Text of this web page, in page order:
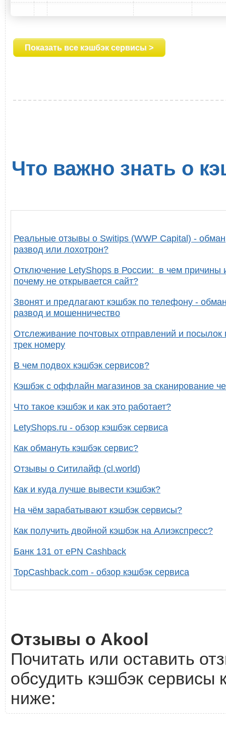
Показать все кэшбэк сервисы >
Что важно знать о
Реальные отзывы о Switips (WWP Capital) -
развод или лохотрон?
Отключение LetyShops в России: в чем причины
почему не открывается сайт?
Звонят и предлагают кэшбэк по телефону -
развод и мошенничество
Отслеживание почтовых отправлений и посылок
трек номеру
В чем подвох кэшбэк сервисов?
Кэшбэк с оффлайн магазинов за сканирование
Что такое кэшбэк и как это работает?
LetyShops.ru - обзор кэшбэк сервиса
Как обмануть кэшбэк сервис?
Отзывы о Ситилайф (cl.world)
Как и куда лучше вывести кэшбэк?
На чём зарабатывают кэшбэк сервисы?
Как получить двойной кэшбэк на Алиэкспресс?
Банк 131 от ePN Cashback
TopCashback.com - обзор кэшбэк сервиса
Отзывы о Akool
Почитать или оставить
обсудить кэшбэк сервисы
ниже: